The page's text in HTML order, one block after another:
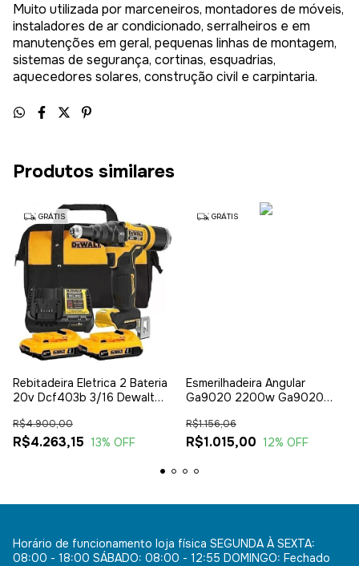
Muito utilizada por marceneiros, montadores de móveis,
instaladores de ar condicionado, serralheiros e em
manutenções em geral, pequenas linhas de montagem,
sistemas de segurança, cortinas, esquadrias,
aquecedores solares, construção civil e carpintaria.
Produtos similares
GRÁTIS
Rebitadeira Eletrica 2 Bateria
20v Dcf403b 3/16 Dewalt
R$4.263,15
R$4.900,00
13% OFF
GRÁTIS
Esmerilhadeira Angular
Ga9020 2200w Ga9020
R$1.015,00
R$1.156,06
12% OFF
Horário de funcionamento loja física SEGUNDA À SEXTA:
08:00 - 18:00 SÁBADO: 08:00 - 12:55 DOMINGO: Fechado